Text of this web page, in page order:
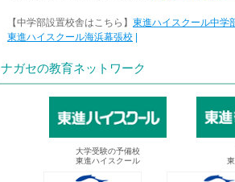
【中学部設置校舎はこちら】 東進ハイスクール中学
東進ハイスクール海浜幕張校
ナガセの教育ネットワーク
大学受験の予備校
東進ハイスクール